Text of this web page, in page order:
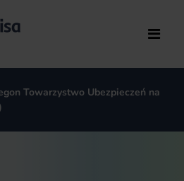
Towarzystwo Ubezpieczeń na